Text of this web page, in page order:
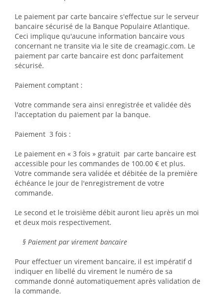
Le paiement par carte bancaire s'effectue sur le serveur
bancaire sécurisé de la Banque Populaire Atlantique.
Ceci implique qu'aucune information bancaire vous
concernant ne transite via le site de creamagic.com. Le
paiement par carte bancaire est donc parfaitement
sécurisé.
Paiement comptant :
Votre commande sera ainsi enregistrée et validée dès
l'acceptation du paiement par la banque.
Paiement 3 fois :
Le paiement en « 3 fois » gratuit par carte bancaire est
accessible pour les commandes de 100.00 € et plus.
Votre commande sera validée et débitée de la première
échéance le jour de l'enregistrement de votre
commande.
Le second et le troisième débit auront lieu après un moi
et deux mois respectivement.
§ Paiement par virement bancaire
Pour effectuer un virement bancaire, il est impératif d
indiquer en libellé du virement le numéro de sa
commande donné automatiquement après validation de
la commande.